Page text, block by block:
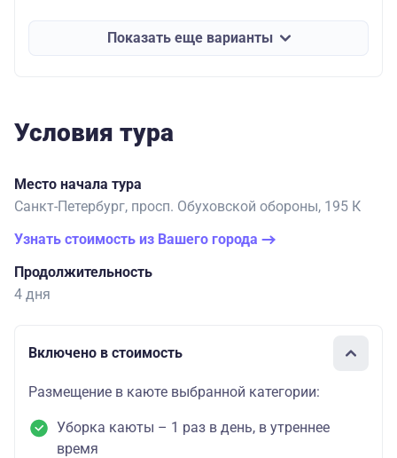
Показать еще варианты
Условия тура
Место начала тура
Санкт-Петербург, просп. Обуховской обороны, 195 К
Узнать стоимость из Вашего города
Продолжительность
4 дня
Включено в стоимость
Размещение в каюте выбранной категории:
Уборка каюты – 1 раз в день, в утреннее
время